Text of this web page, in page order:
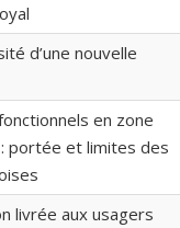
d’une nouvelle
en zone
portée et limites des
livrée aux usagers